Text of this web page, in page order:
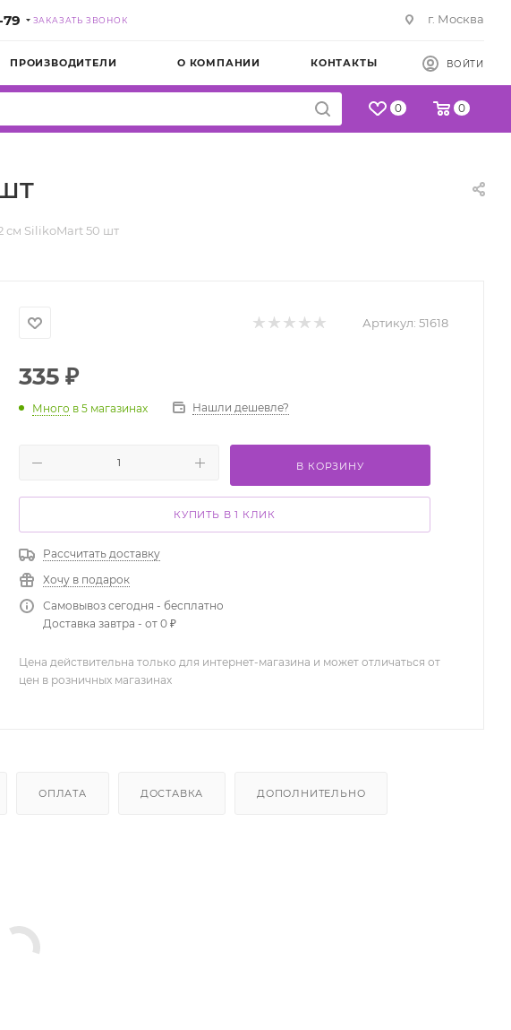
79 ЗАКАЗАТЬ ЗВОНОК г. Москва
ПРОИЗВОДИТЕЛИ О КОМПАНИИ КОНТАКТЫ ВОЙТИ
0 0
см SilikoMart 50 шт
Артикул: 51618
335 ₽
Много в 5 магазинах Нашли дешевле?
В КОРЗИНУ
КУПИТЬ В 1 КЛИК
Рассчитать доставку
Хочу в подарок
Самовывоз сегодня - бесплатно
Доставка завтра - от 0 ₽
Цена действительна только для интернет-магазина и может отличаться от
цен в розничных магазинах
ОПЛАТА ДОСТАВКА ДОПОЛНИТЕЛЬНО